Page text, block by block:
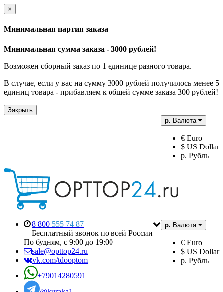
×
Минимальная партия заказа
Минимальная сумма заказа - 3000 рублей!
Возможен сборный заказ по 1 единице разного товара.
В случае, если у вас на сумму 3000 рублей получилось менее 5
единиц товара - прибавляем к общей сумме заказа 300 рублей!
Закрыть
р. Валюта
€ Euro
$ US Dollar
р. Рубль
р. Валюта
€ Euro
$ US Dollar
р. Рубль
8 800 555 74 87
Бесплатный звонок по всей России
По будням, с 9:00 до 19:00
sale@opttop24.ru
vk.com/tdooptom
+79014280591